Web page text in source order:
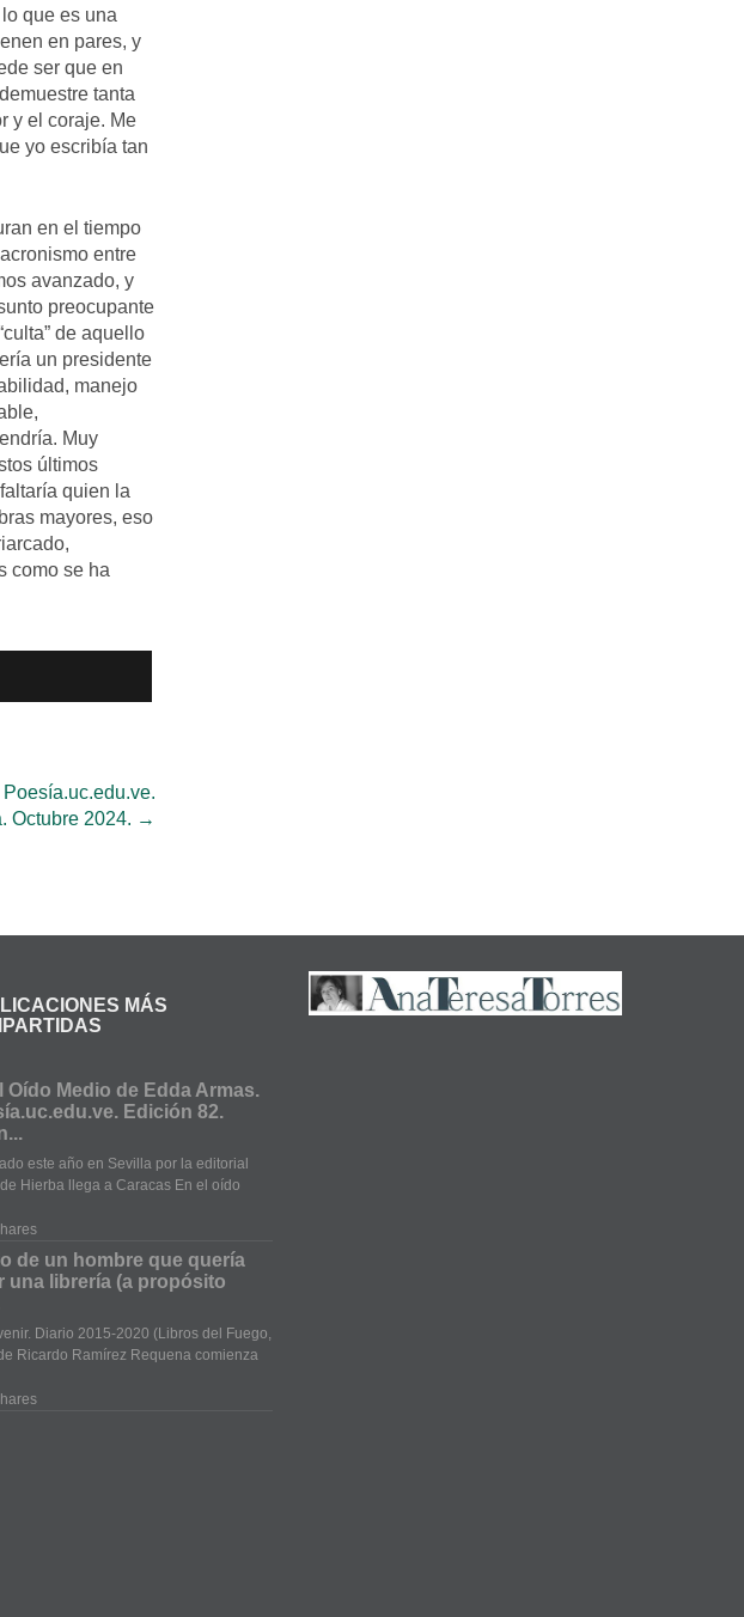
que es una
en pares, y
ser que en
tanta
y el coraje. Me
yo escribía tan
en el tiempo
entre
avanzado, y
preocupante
de aquello
un presidente
manejo
Muy
últimos
quien la
mayores, eso
como se ha
Octubre 2024. →
MÁS
Oído Medio de Edda Armas.
Edición 82.
este año en Sevilla por la editorial
Hierba llega a Caracas En el oído
de un hombre que quería
una librería (a propósito
Diario 2015-2020 (Libros del Fuego,
Ricardo Ramírez Requena comienza